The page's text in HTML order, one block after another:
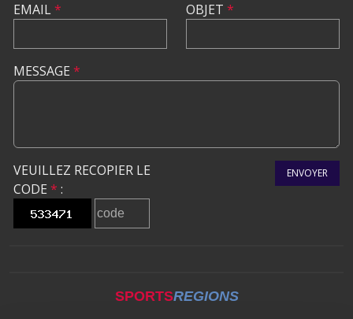
EMAIL* OBJET *
MESSAGE *
VEUILLEZ RECOPIER LE
CODE * :
ENVOYER
SPORTSREGIONS